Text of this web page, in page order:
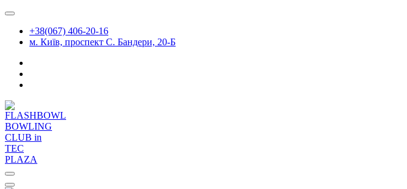
Skip
content+38(067) 406-20-16
м. Київ, проспект С. Бандери, 20-Б